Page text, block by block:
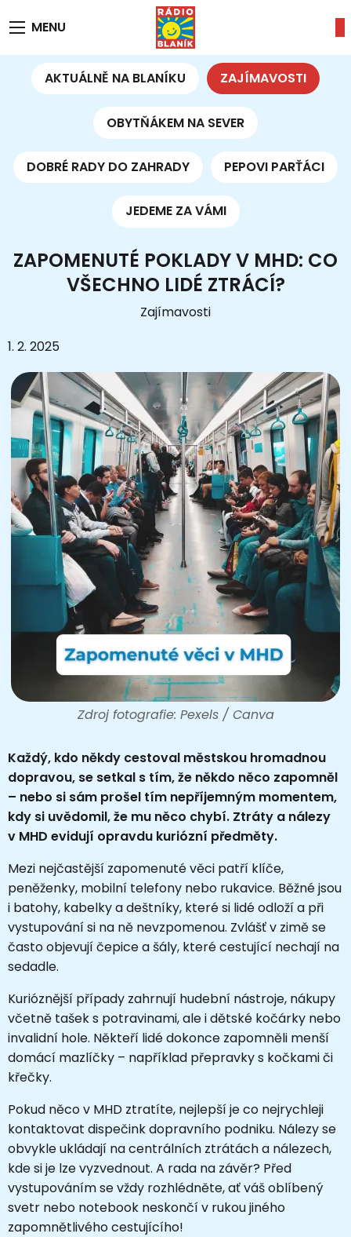
MENU
AKTUÁLNĚ NA BLANÍKU ZAJÍMAVOSTI
OBYTŇÁKEM NA SEVER
DOBRÉ RADY DO ZAHRADY PEPOVI PARŤÁCI
JEDEME ZA VÁMI
ZAPOMENUTÉ POKLADY V MHD: CO
VŠECHNO LIDÉ ZTRÁCÍ?
Zajímavosti
1. 2. 2025
Zdroj fotografie: Pexels / Canva
Každý, kdo někdy cestoval městskou hromadnou
dopravou, se setkal s tím, že někdo něco zapomněl
– nebo si sám prošel tím nepříjemným momentem,
kdy si uvědomil, že mu něco chybí. Ztráty a nálezy
v MHD evidují opravdu kuriózní předměty.
Mezi nejčastější zapomenuté věci patří klíče,
peněženky, mobilní telefony nebo rukavice. Běžné jsou
i batohy, kabelky a deštníky, které si lidé odloží a při
vystupování si na ně nevzpomenou. Zvlášť v zimě se
často objevují čepice a šály, které cestující nechají na
sedadle.
Kurióznější případy zahrnují hudební nástroje, nákupy
včetně tašek s potravinami, ale i dětské kočárky nebo
invalidní hole. Někteří lidé dokonce zapomněli menší
domácí mazlíčky – například přepravky s kočkami či
křečky.
Pokud něco v MHD ztratíte, nejlepší je co nejrychleji
kontaktovat dispečink dopravního podniku. Nálezy se
obvykle ukládají na centrálních ztrátách a nálezech,
kde si je lze vyzvednout. A rada na závěr? Před
vystupováním se vždy rozhlédněte, ať váš oblíbený
svetr nebo notebook neskončí v rukou jiného
zapomnětlivého cestujícího!